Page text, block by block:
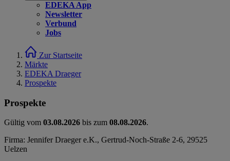
EDEKA App
Newsletter
Verbund
Jobs
Zur Startseite
Märkte
EDEKA Draeger
Prospekte
Prospekte
Gültig vom 03.08.2026 bis zum 08.08.2026.
Firma: Jennifer Draeger e.K., Gertrud-Noch-Straße 2-6, 29525
Uelzen